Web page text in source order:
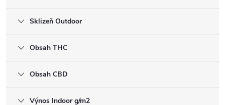
Sklizeň Outdoor
Obsah THC
Obsah CBD
Výnos Indoor g/m2